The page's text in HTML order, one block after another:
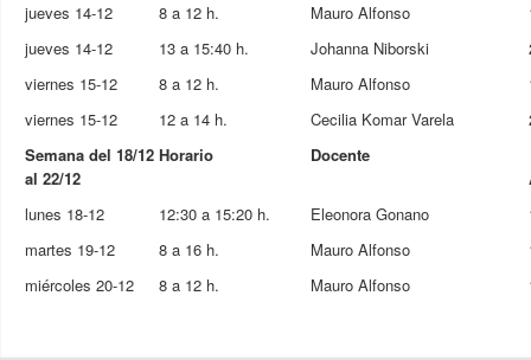
jueves 14-12
8 a 12 h. Mauro Alfonso
jueves 14-12
13 a 15:40 h. Johanna Niborski
viernes 15-12
8 a 12 h. Mauro Alfonso
viernes 15-12
12 a 14 h. Cecilia Komar Varela
Semana del 18/12
al 22/12
Horario
Docente
lunes 18-12
12:30 a 15:20 h. Eleonora Gonano
martes 19-12
8 a 16 h. Mauro Alfonso
miércoles 20-12
8 a 12 h. Mauro Alfonso